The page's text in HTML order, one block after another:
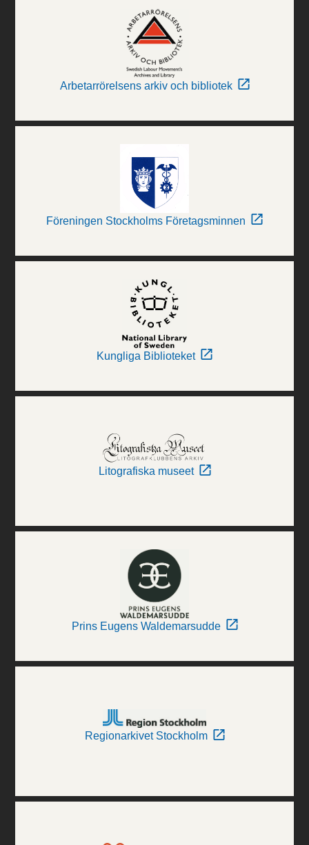
Arbetarrörelsens arkiv och bibliotek
Föreningen Stockholms Företagsminnen
Kungliga Biblioteket
Litografiska museet
Prins Eugens Waldemarsudde
Regionarkivet Stockholm